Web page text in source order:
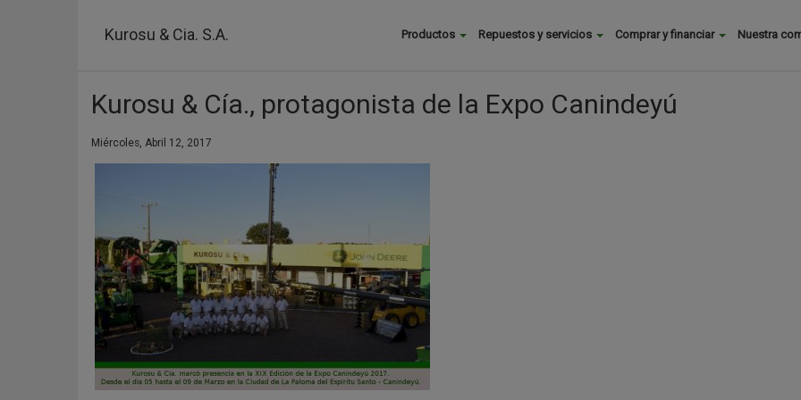
Kurosu & Cia. S.A. Buscar
Productos Repuestos y servicios Comprar y financiar Nuestra
Kurosu & Cía., protagonista de la Expo Canindeyú
Miércoles, Abril 12, 2017